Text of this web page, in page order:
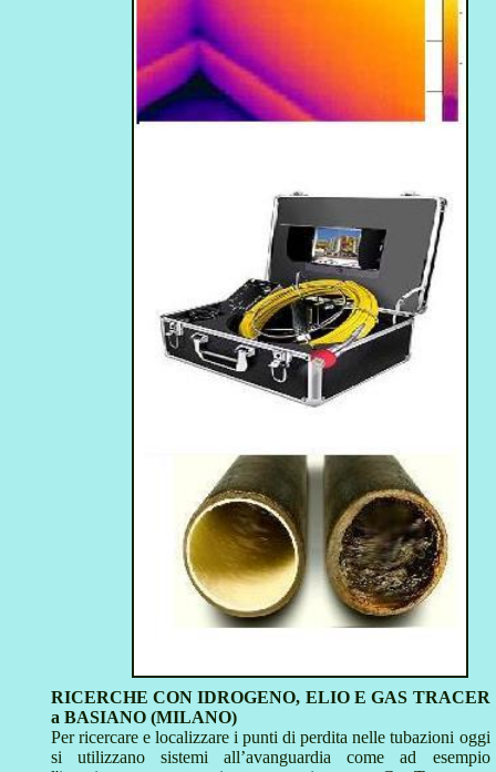
RICERCHE CON IDROGENO, ELIO E GAS TRACER
a BASIANO (MILANO)
Per ricercare e localizzare i punti di perdita nelle tubazioni oggi
si utilizzano sistemi all’avanguardia come ad esempio